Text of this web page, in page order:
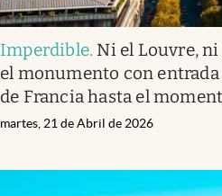
Imperdible. Ni el Louvre, ni
el monumento con
de Francia hasta el
martes, 21 de Abril de 2026